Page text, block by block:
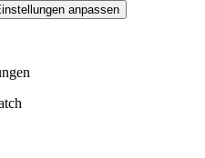
anpassen